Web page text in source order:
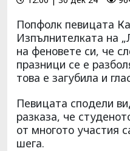
Попфолк певицата
Изпълнителката на
на феновете си, че
празници се е
това е загубила и
Певицата сподели
разказа, че
от многото участия
шега.